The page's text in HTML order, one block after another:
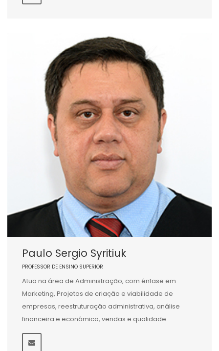
Paulo Sergio Syritiuk
PROFESSOR DE ENSINO SUPERIOR
Atua na área de Administração, com ênfase em
Marketing, Projetos de criação e viabilidade de
empresas, reestruturação administrativa, análise
financeira e econômica, vendas e qualidade.